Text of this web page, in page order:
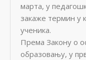
марта, у
закаже термин у
ученика.
Према Закону о
образовању, у